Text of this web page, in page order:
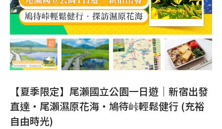
【夏季限定】尾瀨國立公園一日遊｜新宿出發
直達・尾瀨濕原花海・鳩待峠輕鬆健行 (充裕
自由時光)